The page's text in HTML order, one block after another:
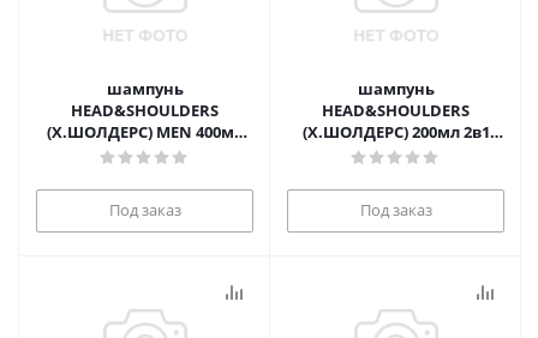
шампунь
HEAD&SHOULDERS
(Х.ШОЛДЕРС) MEN 400мл
Олд Спайс 1/6
Под заказ
шампунь
HEAD&SHOULDERS
(Х.ШОЛДЕРС) 200мл 2в1
Основной уход
Под заказ